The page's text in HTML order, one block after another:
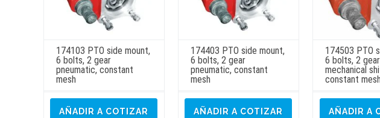
174103 PTO side mount,
6 bolts, 2 gear
pneumatic, constant
mesh
AÑADIR A COTIZAR
174403 PTO side mount,
6 bolts, 2 gear
pneumatic, constant
mesh
AÑADIR A COTIZAR
174503 PTO
6 bolts, 2 gear
mechanical
constant mesh
AÑADIR A